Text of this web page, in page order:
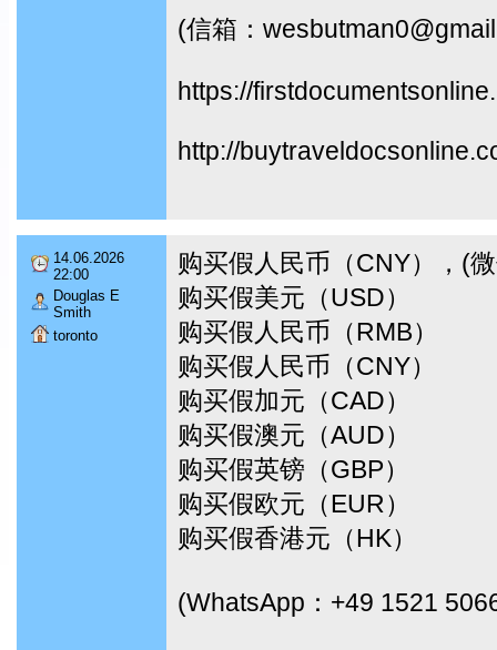
(信箱：
https://
http://
14.06.2026
22:00
Douglas E
Smith
toronto
购买假人民币（CNY），(
购买假美元（USD）
购买假人民币（RMB）
购买假人民币（CNY）
购买假加元（CAD）
购买假澳元（AUD）
购买假英镑（GBP）
购买假欧元（EUR）
购买假香港元（HK）
(WhatsApp：+49 1521